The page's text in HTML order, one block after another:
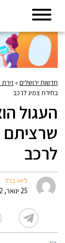
חדשות ירושלים»
בחירת צמיג לרכב
העגול
שרציתם
לרכב
ליאו ברד
25 ינואר, 2022 14:07